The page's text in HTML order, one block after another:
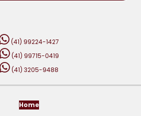
(41) 99224-1427
(41) 99715-0419
(41) 3205-9488
Home